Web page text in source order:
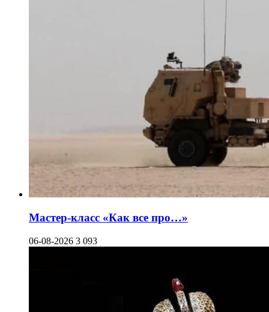
Мастер-класс «Как все про…»
06-08-2026 3 093